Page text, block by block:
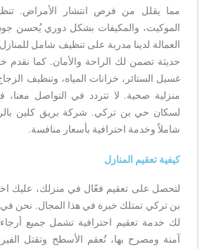
مما يقلل من فرص انتشار الأمراض.
الموكيت، والمكيفات بشكل دوري يُحسن
العمالة لدينا مدربة على تنظيف شامل
حديثة تضمن لك الراحة والأمان. كما نقدم
غسيل الستائر، خزانات المياه، وتنظيف
منزلية صحية. لا تتردد في التواصل
لسكان حي بن تركي. شركة بريق كلين
شاملاً وخدمة احترافية بأسعار منافسة.
كيفية تعقيم المنازل
لتحصل على تعقيم فعّال في منزلك، عليك
بن تركي تمتلك خبرة في هذا المجال. نحن
لك خدمة تعقيم احترافية تشمل جميع
آمنة ومصرح بها، تُعقم الأسطح وتقتل